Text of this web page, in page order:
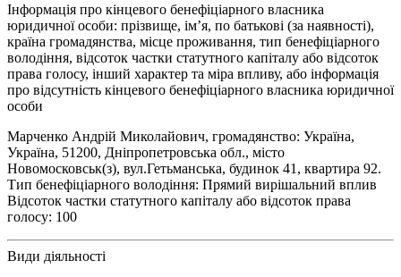
Інформація про кінцевого бенефіціарного власника
юридичної особи: прізвище, ім’я, по батькові (за наявності),
країна громадянства, місце проживання, тип бенефіціарного
володіння, відсоток частки статутного капіталу або відсоток
права голосу, інший характер та міра впливу, або інформація
про відсутність кінцевого бенефіціарного власника юридичної
особи
Марченко Андрій Миколайович, громадянство: Україна,
Україна, 51200, Дніпропетровська обл., місто
Новомосковськ(з), вул.Гетьманська, будинок 41, квартира 92.
Тип бенефіціарного володіння: Прямий вирішальний вплив
Відсоток частки статутного капіталу або відсоток права
голосу: 100
Види діяльності